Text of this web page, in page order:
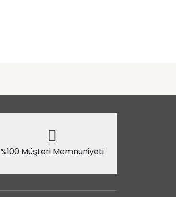
%100 Müşteri Memnuniyeti